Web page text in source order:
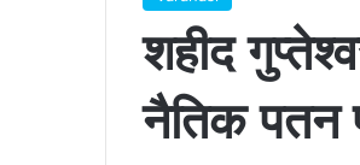
शहीद
नैतिक पतन